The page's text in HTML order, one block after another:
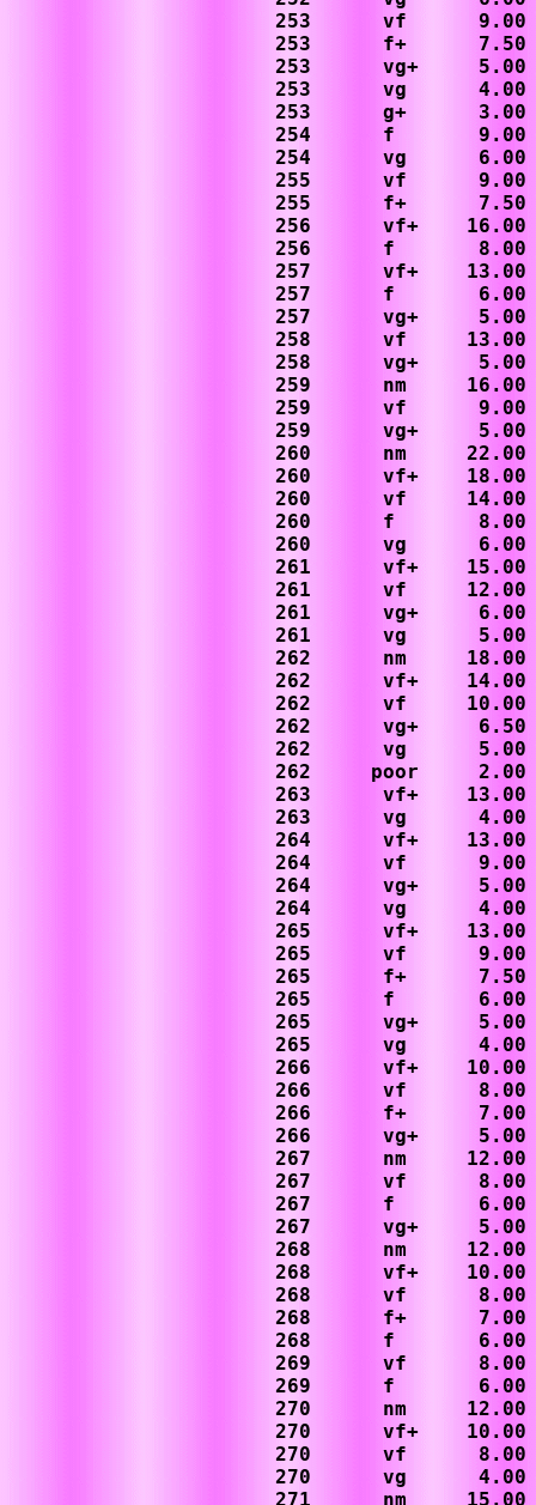
253      vf      9.00
253      f+      7.50
253      vg+     5.00
253      vg      4.00
253      g+      3.00
254      f       9.00
254      vg      6.00
255      vf      9.00
255      f+      7.50
256      vf+    16.00
256      f       8.00
257      vf+    13.00
257      f       6.00
257      vg+     5.00
258      vf     13.00
258      vg+     5.00
259      nm     16.00
259      vf      9.00
259      vg+     5.00
260      nm     22.00
260      vf+    18.00
260      vf     14.00
260      f       8.00
260      vg      6.00
261      vf+    15.00
261      vf     12.00
261      vg+     6.00
261      vg      5.00
262      nm     18.00
262      vf+    14.00
262      vf     10.00
262      vg+     6.50
262      vg      5.00
262     poor     2.00
263      vf+    13.00
263      vg      4.00
264      vf+    13.00
264      vf      9.00
264      vg+     5.00
264      vg      4.00
265      vf+    13.00
265      vf      9.00
265      f+      7.50
265      f       6.00
265      vg+     5.00
265      vg      4.00
266      vf+    10.00
266      vf      8.00
266      f+      7.00
266      vg+     5.00
267      nm     12.00
267      vf      8.00
267      f       6.00
267      vg+     5.00
268      nm     12.00
268      vf+    10.00
268      vf      8.00
268      f+      7.00
268      f       6.00
269      vf      8.00
269      f       6.00
270      nm     12.00
270      vf+    10.00
270      vf      8.00
270      vg      4.00
271      nm     15.00